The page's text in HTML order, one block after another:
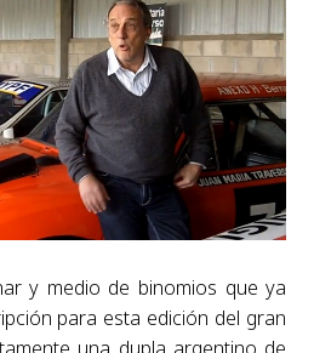
y medio de binomios que ya
para esta edición del gran